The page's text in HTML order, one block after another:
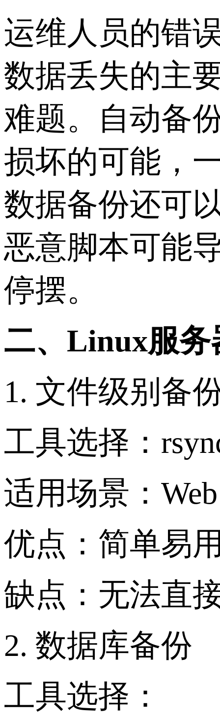
运维人员的错
数据丢失的主
难题。自动备
损坏的可能，
数据备份还可
恶意脚本可能
停摆。
二、Linux服务
1. 文件级别备
工具选择：
适用场景：
优点：简单易
缺点：无法直
2. 数据库备份
工具选择：